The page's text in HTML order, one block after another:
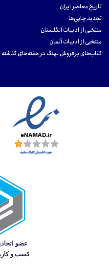
تاریخ معاصر ایران
تجدید چاپی‌ها
منتخبی از ادبیات انگلستان
منتخبی از ادبیات آلمان
کتاب‌های پرفروش نهنگ در هفته‌های گذشته